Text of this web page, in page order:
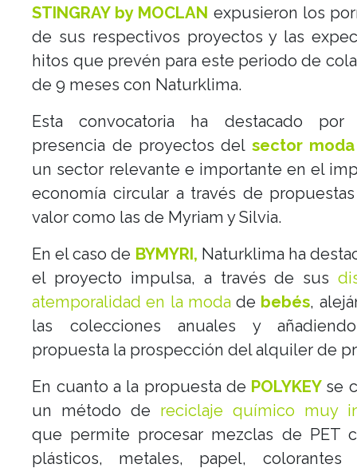
STINGRAY by MOCLAN expusieron los
de sus respectivos proyectos y las
hitos que prevén para este periodo de
de 9 meses con Naturklima.
Esta convocatoria ha destacado
presencia de proyectos del sector
un sector relevante e importante en el
economía circular a través de
valor como las de Myriam y Silvia.
En el caso de BYMYRI, Naturklima ha
el proyecto impulsa, a través de sus
atemporalidad en la modade bebés,
las colecciones anuales y
propuesta la prospección del alquiler de
En cuanto a la propuesta de POLYKEY se
un método de reciclaje químico muy
que permite procesar mezclas de PET
plásticos, metales, papel,